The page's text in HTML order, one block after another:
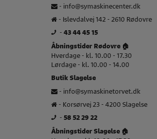
- info@symaskinecenter.dk
- Islevdalvej 142 - 2610 Rødovre
- 43 44 45 15
Åbningstider Rødovre 🏠
Hverdage - kl. 10.00 - 17.30
Lørdage - kl. 10.00 - 14.00
Butik Slagelse
- info@symaskinetorvet.dk
- Korsørvej 23 - 4200 Slagelse
- 58 52 29 22
Åbningstider Slagelse 🏠